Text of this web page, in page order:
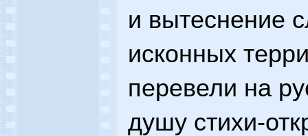
и вытеснение
исконных
перевели на
душу стихи-